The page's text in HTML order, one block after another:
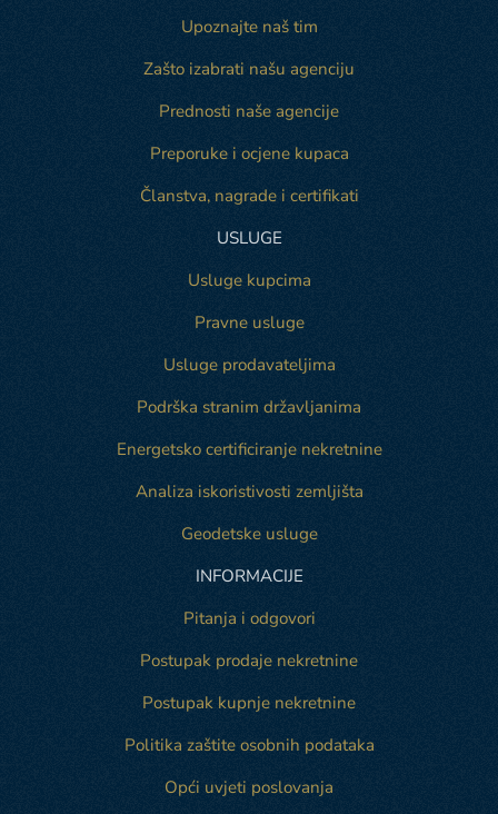
Upoznajte naš tim
Zašto izabrati našu agenciju
Prednosti naše agencije
Preporuke i ocjene kupaca
Članstva, nagrade i certifikati
USLUGE
Usluge kupcima
Pravne usluge
Usluge prodavateljima
Podrška stranim državljanima
Energetsko certificiranje nekretnine
Analiza iskoristivosti zemljišta
Geodetske usluge
INFORMACIJE
Pitanja i odgovori
Postupak prodaje nekretnine
Postupak kupnje nekretnine
Politika zaštite osobnih podataka
Opći uvjeti poslovanja